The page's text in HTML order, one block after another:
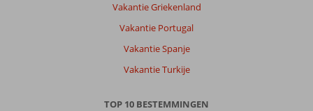
Vakantie Griekenland
Vakantie Portugal
Vakantie Spanje
Vakantie Turkije
TOP 10 BESTEMMINGEN